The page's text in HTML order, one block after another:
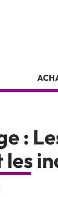
:
les